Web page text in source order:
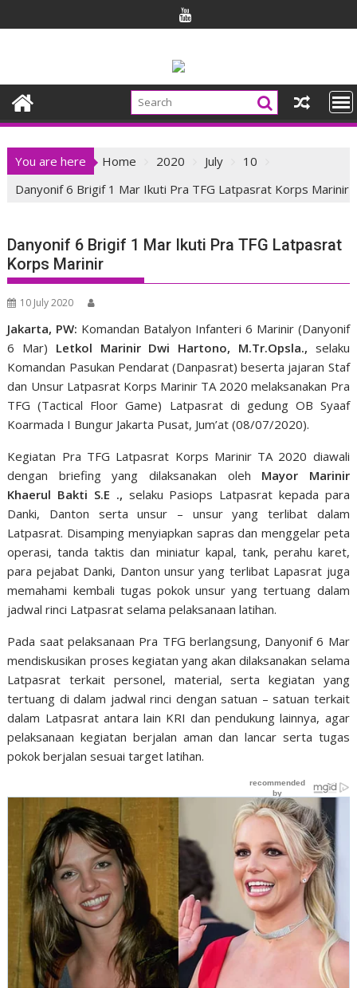
to
You are here Home 2020 July
10
Danyonif 6 Brigif 1 Mar Ikuti Pra TFG Latpasrat Korps Marinir
Danyonif 6 Brigif 1 Mar Ikuti Pra TFG Latpasrat
Korps Marinir
10 July 2020
Jakarta, PW: Komandan Batalyon Infanteri 6 Marinir (Danyonif
6 Mar) Letkol Marinir Dwi Hartono, M.Tr.Opsla., selaku
Komandan Pasukan Pendarat (Danpasrat) beserta jajaran Staf
dan Unsur Latpasrat Korps Marinir TA 2020 melaksanakan Pra
TFG (Tactical Floor Game) Latpasrat di gedung OB Syaaf
Koarmada I Bungur Jakarta Pusat, Jum’at (08/07/2020).
Kegiatan Pra TFG Latpasrat Korps Marinir TA 2020 diawali
dengan briefing yang dilaksanakan oleh Mayor Marinir
Khaerul Bakti S.E ., selaku Pasiops Latpasrat kepada para
Danki, Danton serta unsur – unsur yang terlibat dalam
Latpasrat. Disamping menyiapkan sapras dan menggelar peta
operasi, tanda taktis dan miniatur kapal, tank, perahu karet,
para pejabat Danki, Danton unsur yang terlibat Lapasrat juga
memahami kembali tugas pokok unsur yang tertuang dalam
jadwal rinci Latpasrat selama pelaksanaan latihan.
Pada saat pelaksanaan Pra TFG berlangsung, Danyonif 6 Mar
mendiskusikan proses kegiatan yang akan dilaksanakan selama
Latpasrat terkait personel, material, serta kegiatan yang
tertuang di dalam jadwal rinci dengan satuan – satuan terkait
dalam Latpasrat antara lain KRI dan pendukung lainnya, agar
pelaksanaan kegiatan berjalan aman dan lancar serta tugas
pokok berjalan sesuai target latihan.